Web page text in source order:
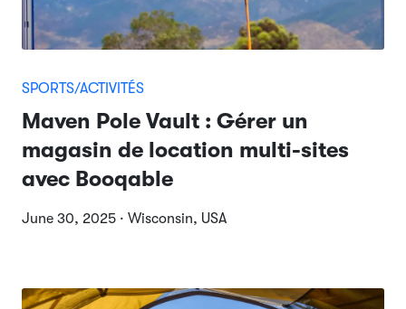
SPORTS/ACTIVITÉS
Maven Pole Vault : Gérer un
magasin de location multi-sites
avec Booqable
June 30, 2025 · Wisconsin, USA